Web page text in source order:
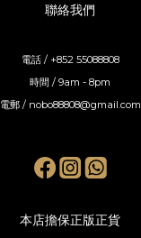
聯絡我們
電話 / +852 55088808
時間 / 9am - 8pm
電郵 / nobo88808@gmail.com
本店擔保正版正貨